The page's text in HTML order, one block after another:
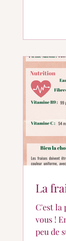
La
C'est la
vous !
peu de